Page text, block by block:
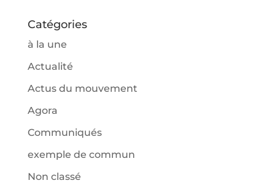
Catégories
à la une
Actualité
Actus du mouvement
Agora
Communiqués
exemple de commun
Non classé